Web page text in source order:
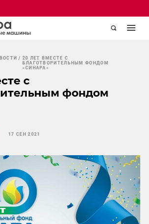
20 ЛЕТ ВМЕСТЕ С
БЛАГОТВОРИТЕЛЬНЫМ ФОНДОМ
«СИНАРА»
с
фондом
17 СЕН 2021